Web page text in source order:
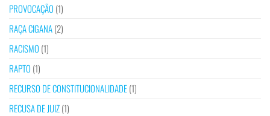
PROVOCAÇÃO (1)
RAÇA CIGANA(2)
RACISMO (1)
RAPTO (1)
RECURSO DE CONSTITUCIONALIDADE(1)
RECUSA DE JUIZ(1)